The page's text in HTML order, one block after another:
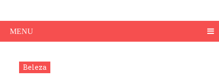
MENU
Beleza